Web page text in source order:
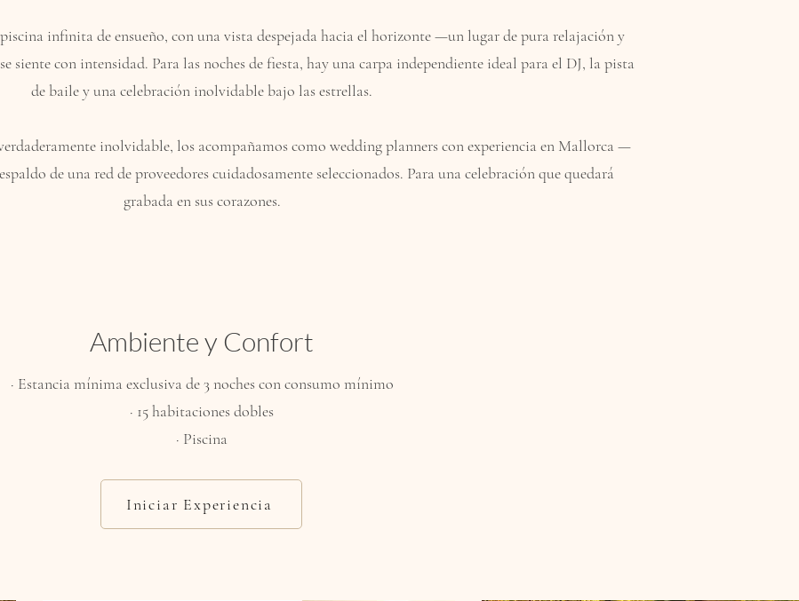
infinita de ensueño, con una vista despejada hacia el horizonte —un lugar de pura relajación y
siente con intensidad. Para las noches de fiesta, hay una carpa independiente ideal para el DJ, la pista
de baile y una celebración inolvidable bajo las estrellas.
inolvidable, los acompañamos como wedding planners con experiencia en Mallorca —
de una red de proveedores cuidadosamente seleccionados. Para una celebración que quedará
grabada en sus corazones.
Ambiente y Confort
· Estancia mínima exclusiva de 3 noches con consumo mínimo
· 15 habitaciones dobles
· Piscina
Iniciar Experiencia